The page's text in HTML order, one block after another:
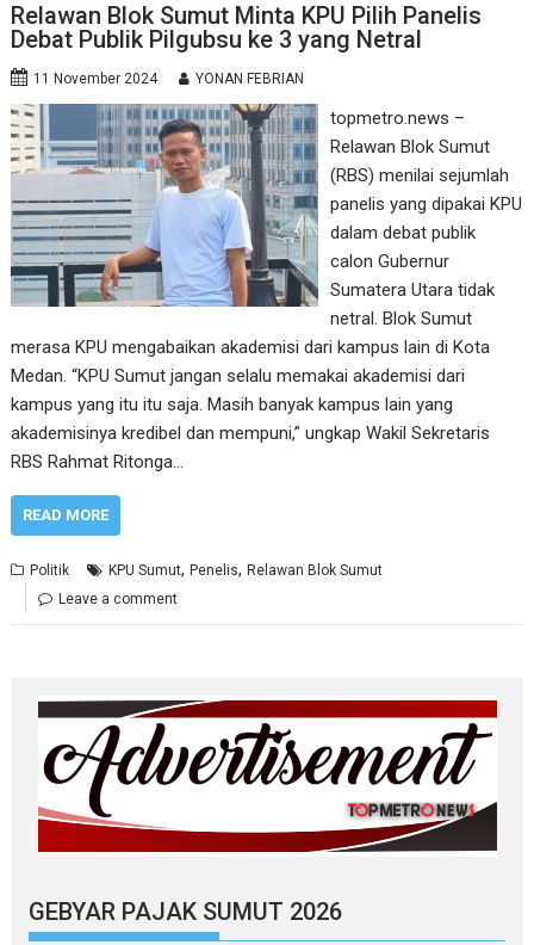
Relawan Blok Sumut Minta KPU Pilih Panelis
Debat Publik Pilgubsu ke 3 yang Netral
11 November 2024 YONAN FEBRIAN
topmetro.news –
Relawan Blok Sumut
(RBS) menilai sejumlah
panelis yang dipakai KPU
dalam debat publik
calon Gubernur
Sumatera Utara tidak
netral. Blok Sumut
merasa KPU mengabaikan akademisi dari kampus lain di Kota
Medan. “KPU Sumut jangan selalu memakai akademisi dari
kampus yang itu itu saja. Masih banyak kampus lain yang
akademisinya kredibel dan mempuni,” ungkap Wakil Sekretaris
RBS Rahmat Ritonga…
READ MORE
Politik KPU Sumut,Penelis,Relawan Blok Sumut
Leave a comment
GEBYAR PAJAK SUMUT 2026